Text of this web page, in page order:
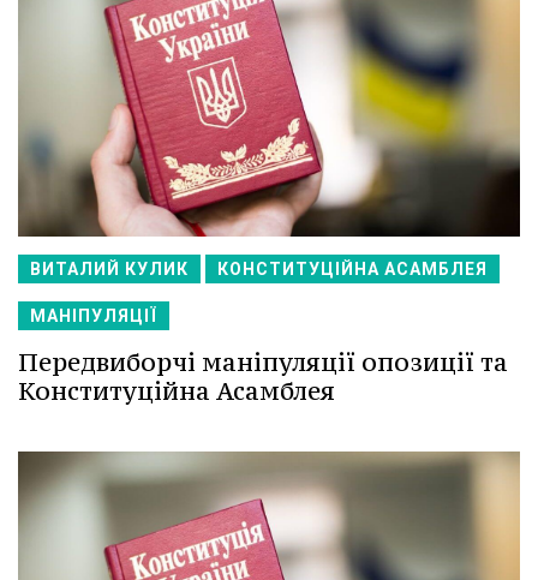
ВИТАЛИЙ КУЛИК КОНСТИТУЦІЙНА АСАМБЛЕЯ
МАНІПУЛЯЦІЇ
Передвиборчі маніпуляції опозиції та
Конституційна Асамблея